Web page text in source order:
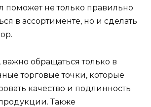
поможет не только правильно
в ассортименте, но и сделать
обращаться только в
торговые точки, которые
качество и подлинность
Также